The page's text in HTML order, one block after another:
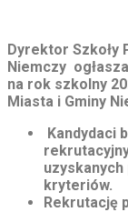
Dyrektor Szkoły
Niemczy
na rok szkolny
Miasta i Gminy
Kandydaci
uzyskanych
kryteriów.
Rekrutację